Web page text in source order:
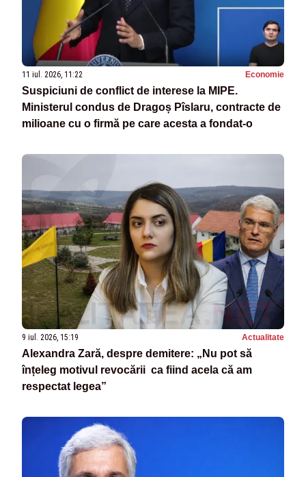
11 iul. 2026, 11:22 Economie
Suspiciuni de conflict de interese la MIPE.
Ministerul condus de Dragoș Pîslaru, contracte de
milioane cu o firmă pe care acesta a fondat-o
9 iul. 2026, 15:19 Actualitate
Alexandra Zară, despre demitere: „Nu pot să
înțeleg motivul revocării ca fiind acela că am
respectat legea”